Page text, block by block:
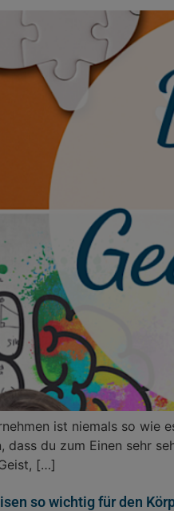
ist niemals so wie
du zum Einen sehr
[…]
so wichtig für den